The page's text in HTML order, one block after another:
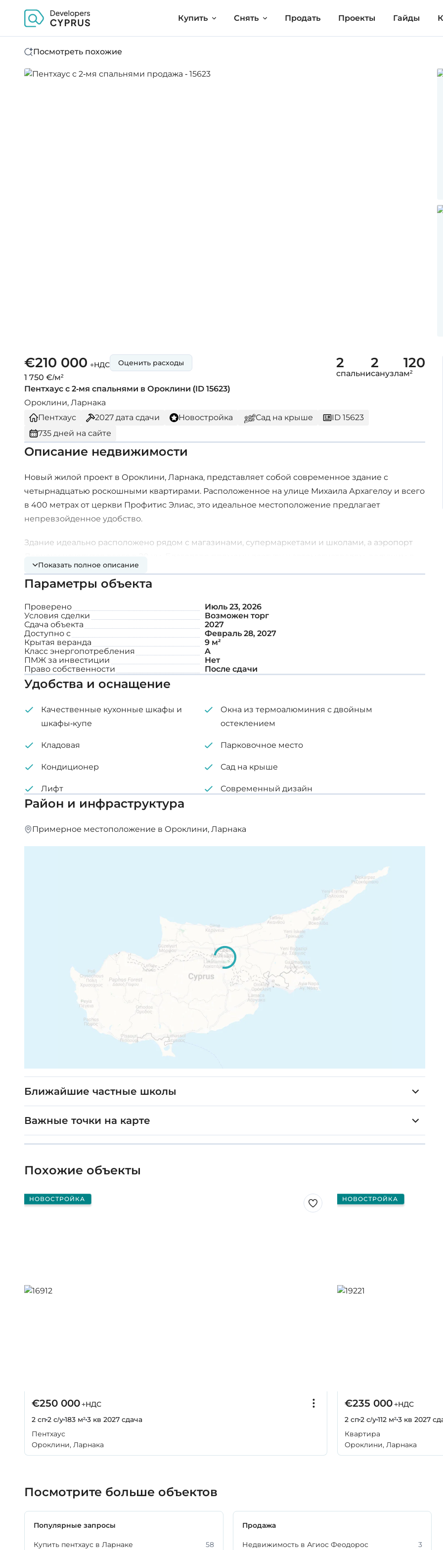
Купить Снять Продать Проекты Гайды
Посмотреть похожие
€210 000 +НДС
1 750 €/м²
Оценить расходы 2
спальни
2
санузла
120
м²
Пентхаус с 2-мя спальнями в Ороклини (ID 15623)
Ороклини, Ларнака
Пентхаус
2027 дата сдачи Новостройка Сад на крыше
ID 15623
735 дней на сайте
Описание недвижимости
Новый жилой проект в Ороклини, Ларнака, представляет собой современное здание с
четырнадцатью роскошными квартирами. Расположенное на улице Михаила Архагелоу и всего
в 400 метрах от церкви Профитис Элиас, это идеальное местоположение предлагает
непревзойденное удобство.
Здание идеально расположено рядом с магазинами, супермаркетами и школами, а аэропорт
Никосию и Лимассол, и прекрасным пляжам, расположенным всего в 2 км, этот проект
сочетает в себе современную жизнь с легким доступом к местным удобствам и туристическим
Дополнительные возможности:
Домофон для каждой квартиры
Этаж для хранения
Алюминиевые двери и окна
Внутренняя площадь: 72 м² - 74 м²
Крытая веранда: 8 м² - 9 м²
Показать полное описание
Параметры объекта
Проверено
Июль 23, 2026
Условия сделки
Возможен торг
Сдача объекта
2027
Доступно с
Февраль 28, 2027
Крытая веранда
9 м²
Класс энергопотребления
A
ПМЖ за инвестиции
Нет
Право собственности
После сдачи
Удобства и оснащение
Качественные кухонные шкафы и
шкафы-купе
Кладовая
Кондиционер
Лифт
Окна из термоалюминия с двойным
остеклением
Парковочное место
Сад на крыше
Современный дизайн
Район и инфраструктура
Примерное местоположение в Ороклини, Ларнака
Ближайшие частные школы
Важные точки на карте
Похожие объекты
НОВОСТРОЙКА
€250 000+НДС
2 сп2 с/у183 м²3 кв 2027 сдача
Пентхаус
Ороклини, Ларнака
НОВОСТРОЙКА
€235 000+НДС
2 сп2 с/у112 м²3 кв 2027
Квартира
Ороклини, Ларнака
Посмотрите больше объектов
Популярные запросы
Купить пентхаус в Ларнаке
58
Продажа
Недвижимость в Агиос Феодорос
3